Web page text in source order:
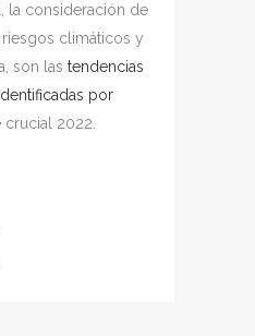
la consideración de
climáticos y
son las tendencias
por
crucial 2022.